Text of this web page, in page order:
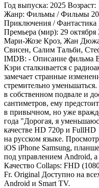
Год выпуска: 2025
Жанр: Фильмы / Фильмы
Приключения / Фантастика
Премьера (мир): 29
Мари-Жозе Кроз, Жан
Свисен, Салим Тальби,
IMDB: - Описание фильма
Кэри сталкивается с
замечает странные
стремительно
в собственном подвале и
сантиметров, ему
в привычном, но уже
года "Дорогая, я
качестве HD 720p и FullHD
на русском языке.
iOS iPhone Samsung,
под управлением Android, а
Качество Collaps: FHD
Fr. Original Доступно на
Android и Smart TV.